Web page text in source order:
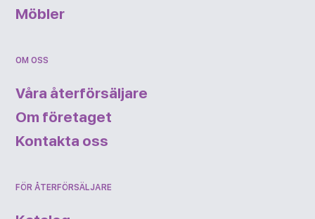
Möbler
OM OSS
Våra återförsäljare
Om företaget
Kontakta oss
FÖR ÅTERFÖRSÄLJARE